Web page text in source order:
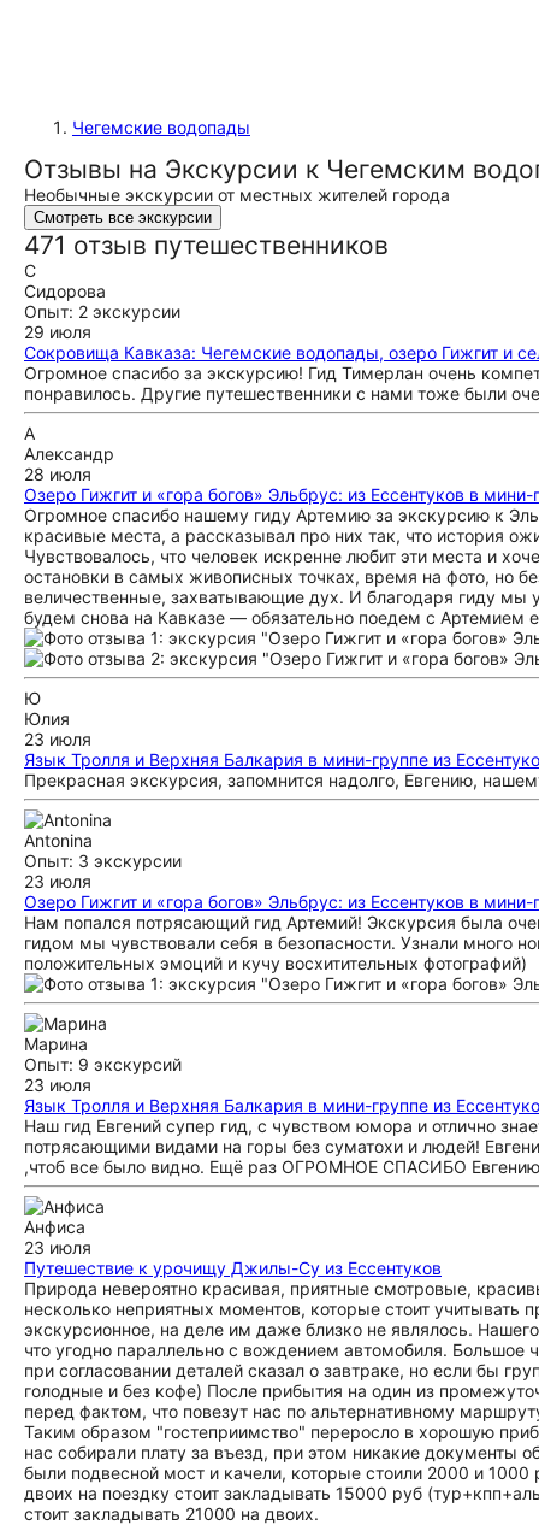
Чегемские водопады
Отзывы на Экскурсии к Чегемским
Необычные экскурсии от местных жителей города
Смотреть все экскурсии
471 отзыв путешественников
С
Сидорова
Опыт: 2 экскурсии
29 июля
Сокровища Кавказа: Чегемские водопады, озеро Гижгит и
Огромное спасибо за экскурсию! Гид Тимерлан очень
понравилось. Другие путешественники с нами тоже были
А
Александр
28 июля
Озеро Гижгит и «гора богов» Эльбрус: из Ессентуков в мини-
Огромное спасибо нашему гиду Артемию за экскурсию к
красивые места, а рассказывал про них так, что история
Чувствовалось, что человек искренне любит эти места и
остановки в самых живописных точках, время на фото, но
величественные, захватывающие дух. И благодаря гиду
будем снова на Кавказе — обязательно поедем с
Ю
Юлия
23 июля
Язык Тролля и Верхняя Балкария в мини-группе из
Прекрасная экскурсия, запомнится надолго, Евгению,
Antonina
Опыт: 3 экскурсии
23 июля
Озеро Гижгит и «гора богов» Эльбрус: из Ессентуков в мини-
Нам попался потрясающий гид Артемий! Экскурсия была
гидом мы чувствовали себя в безопасности. Узнали много
положительных эмоций и кучу восхитительных фотографий)
Марина
Опыт: 9 экскурсий
23 июля
Язык Тролля и Верхняя Балкария в мини-группе из
Наш гид Евгений супер гид, с чувством юмора и отлично
потрясающими видами на горы без суматохи и людей!
,чтоб все было видно. Ещё раз ОГРОМНОЕ СПАСИБО Евгению
Анфиса
23 июля
Путешествие к урочищу Джилы-Су из Ессентуков
Природа невероятно красивая, приятные смотровые,
несколько неприятных моментов, которые стоит учитывать
экскурсионное, на деле им даже близко не являлось.
что угодно параллельно с вождением автомобиля.
при согласовании деталей сказал о завтраке, но если бы
голодные и без кофе) После прибытия на один из
перед фактом, что повезут нас по альтернативному
Таким образом "гостеприимство" переросло в хорошую
нас собирали плату за въезд, при этом никакие документы
были подвесной мост и качели, которые стоили 2000 и
двоих на поездку стоит закладывать 15000 руб
стоит закладывать 21000 на двоих.